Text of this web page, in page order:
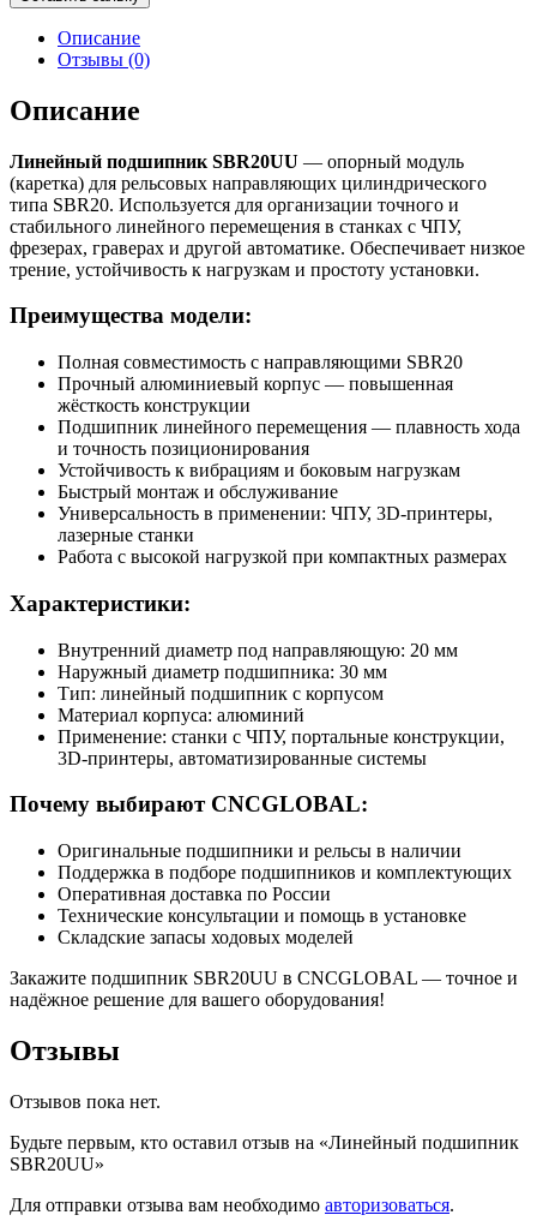
подшипник
Описание
Отзывы (0)
Описание
Линейный подшипник SBR20UU — опорный модуль
(каретка) для рельсовых направляющих цилиндрического
типа SBR20. Используется для организации точного и
стабильного линейного перемещения в станках с ЧПУ,
фрезерах, граверах и другой автоматике. Обеспечивает низкое
трение, устойчивость к нагрузкам и простоту установки.
Преимущества модели:
Полная совместимость с направляющими SBR20
Прочный алюминиевый корпус — повышенная
жёсткость конструкции
Подшипник линейного перемещения — плавность хода
и точность позиционирования
Устойчивость к вибрациям и боковым нагрузкам
Быстрый монтаж и обслуживание
Универсальность в применении: ЧПУ, 3D-принтеры,
лазерные станки
Работа с высокой нагрузкой при компактных размерах
Характеристики:
Внутренний диаметр под направляющую: 20 мм
Наружный диаметр подшипника: 30 мм
Тип: линейный подшипник с корпусом
Материал корпуса: алюминий
Применение: станки с ЧПУ, портальные конструкции,
3D-принтеры, автоматизированные системы
Почему выбирают CNCGLOBAL:
Оригинальные подшипники и рельсы в наличии
Поддержка в подборе подшипников и комплектующих
Оперативная доставка по России
Технические консультации и помощь в установке
Складские запасы ходовых моделей
Закажите подшипник SBR20UU в CNCGLOBAL — точное и
надёжное решение для вашего оборудования!
Отзывы
Отзывов пока нет.
Будьте первым, кто оставил отзыв на «Линейный подшипник
SBR20UU»
Для отправки отзыва вам необходимо авторизоваться.